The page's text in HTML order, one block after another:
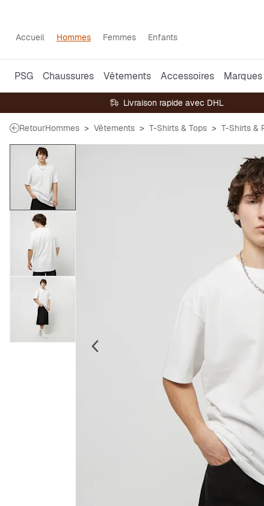
Accueil Hommes Femmes Enfants
PSG Chaussures Vêtements Accessoires Marques
Livraison rapide avec DHL
RetourHommes Vêtements T-Shirts & Tops T-Shirts &